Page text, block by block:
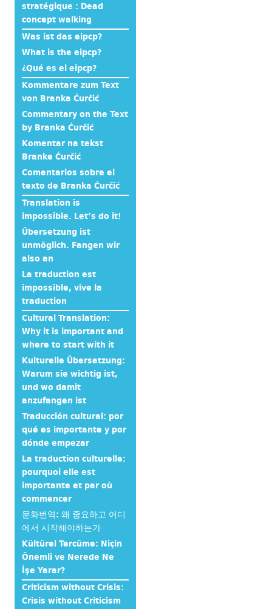
stratégique : Dead
concept walking
Was ist das eipcp?
What is the eipcp?
¿Qué es el eipcp?
Kommentare zum Text
von Branka Ćurčić
Commentary on the Text
by Branka Ćurčić
Komentar na tekst
Branke Ćurčić
Comentarios sobre el
texto de Branka Ćurčić
Translation is
impossible. Let’s do it!
Übersetzung ist
unmöglich. Fangen wir
also an
La traduction est
impossible, vive la
traduction
Cultural Translation:
Why it is important and
where to start with it
Kulturelle Übersetzung:
Warum sie wichtig ist,
und wo damit
anzufangen ist
Traducción cultural: por
qué es importante y por
dónde empezar
La traduction culturelle:
pourquoi elle est
importante et par où
commencer
문화번역: 왜 중요하고 어디
에서 시작해야하는가
Kültürel Tercüme: Niçin
Önemli ve Nerede Ne
İşe Yarar?
Criticism without Crisis:
Crisis without Criticism